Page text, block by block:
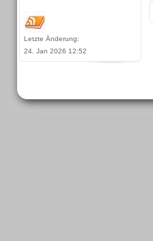
Letzte Änderung:
24. Jan 2026 12:52